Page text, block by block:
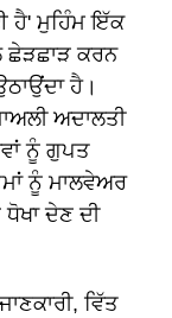
ਹੈ' ਮੁਹਿੰਮ ਇੱਕ
ਛੇੜਛਾੜ ਕਰਨ
ਹੈ।
ਅਦਾਲਤੀ
ਨੂੰ ਗੁਪਤ
ਨੂੰ ਮਾਲਵੇਅਰ
ਦੇਣ ਦੀ
ਵਿੱਤ